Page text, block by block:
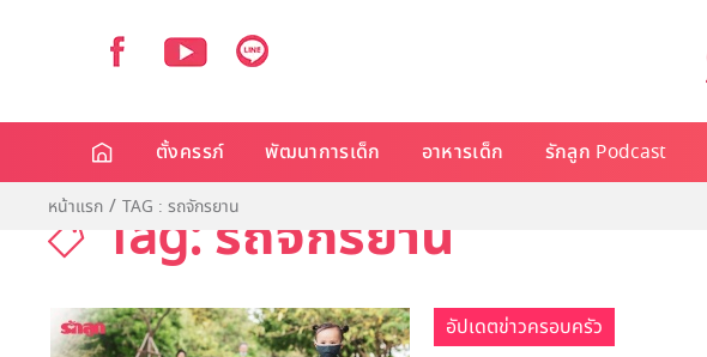
ตั้งครรภ์ พัฒนาการเด็ก อาหารเด็ก รักลูก Podcast
หน้าแรก TAG : รถจักรยาน
Tag: รถจักรยาน
อัปเดตข่าวครอบครัว